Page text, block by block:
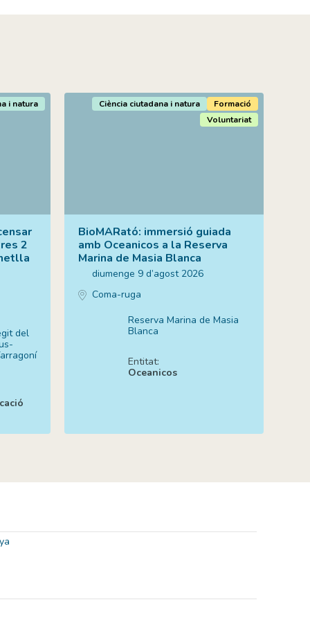
2
i natura
del
BioMARató: immersió guiada
amb Oceanicos a la Reserva
Marina de Masia Blanca
diumenge 9 d’agost 2026
Coma-ruga
Ciència ciutadana i natura
Formació
Voluntariat
Reserva Marina de Masia
Blanca
Entitat:
Oceanicos